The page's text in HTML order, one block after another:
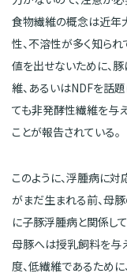
食物繊維の概念は近年
性、不溶性が多く知ら
値を出せないために、
維、あるいはNDFを話
ても非発酵性繊維を与
ことが報告されている。
このように、浮腫病に
がまだ生まれる前、母
に子豚浮腫病と関係し
母豚へは授乳飼料を与
度、低繊維であるため